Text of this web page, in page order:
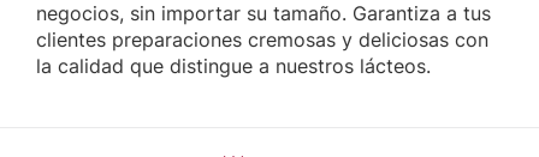
negocios, sin importar su tamaño. Garantiza a tus
clientes preparaciones cremosas y deliciosas con
la calidad que distingue a nuestros lácteos.